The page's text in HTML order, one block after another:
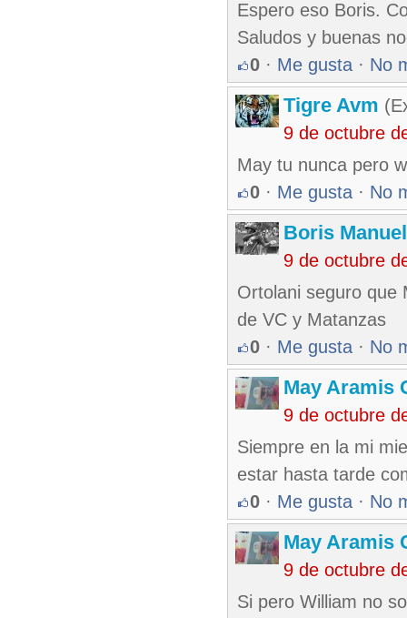
Espero eso Boris.
Saludos y buenas
0 · Me gusta · No
Tigre Avm
9 de octubre
May tu nunca pero
0 · Me gusta · No
Boris
9 de octubre
Ortolani seguro que
de VC y Matanzas
0 · Me gusta · No
May Aramis
9 de octubre
Siempre en la mi
estar hasta tarde
0 · Me gusta · No
May Aramis
9 de octubre
Si pero William no